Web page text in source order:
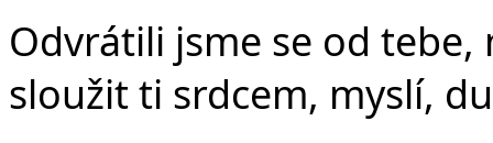
Odvrátili jsme se od
sloužit ti srdcem, myslí,